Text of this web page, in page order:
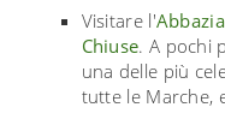
Visitare l'
Chiuse. A pochi
una delle più
tutte le Marche,